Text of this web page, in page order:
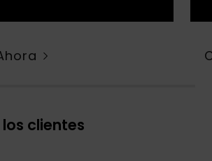
clientes